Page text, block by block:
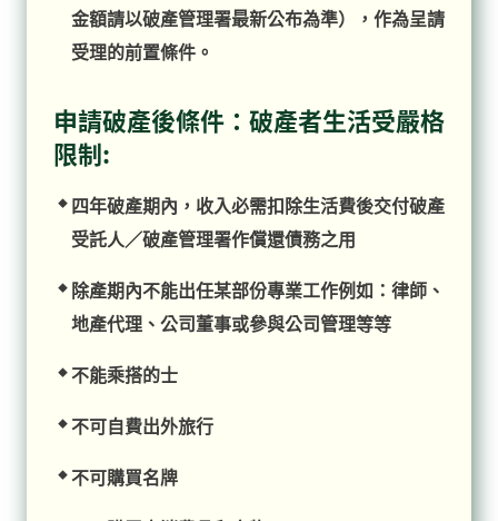
金額請以破產管理署最新公布為準），作為呈請
受理的前置條件。
申請破產後條件：破產者生活受嚴格
限制:
四年破產期內，收入必需扣除生活費後交付破產
受託人／破產管理署作償還債務之用
除產期內不能出任某部份專業工作例如：律師、
地產代理、公司董事或參與公司管理等等
不能乘搭的士
不可自費出外旅行
不可購買名牌